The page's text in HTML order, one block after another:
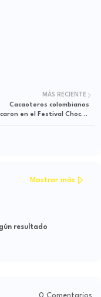
MÁS RECIENTE
Cacaoteros colombianos
en el Festival Chocoa
Mostrar más
resultado
0 Comentarios